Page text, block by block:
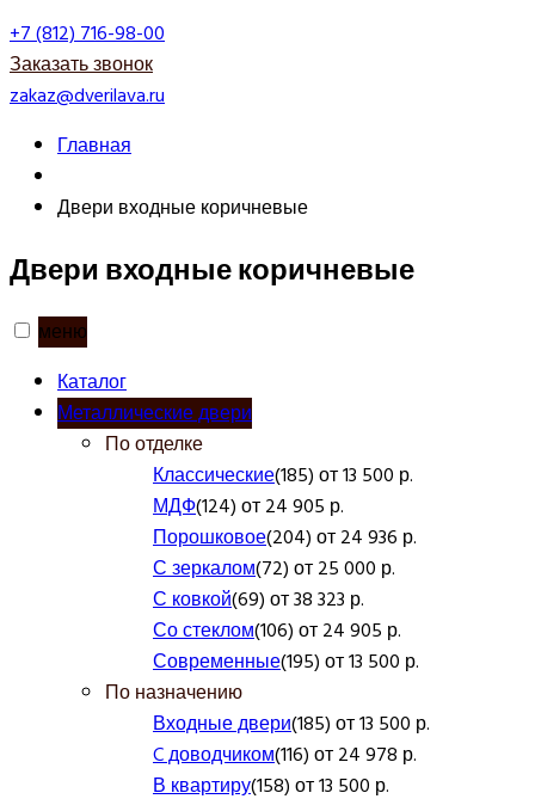
+7 (812) 716-98-00
Заказать звонок
zakaz@dverilava.ru
Главная
Двери входные коричневые
Двери входные коричневые
меню
Каталог
Металлические двери
По отделке
Классические(185) от 13 500 р.
МДФ(124) от 24 905 р.
Порошковое(204) от 24 936 р.
С зеркалом(72) от 25 000 р.
С ковкой(69) от 38 323 р.
Со стеклом(106) от 24 905 р.
Современные(195) от 13 500 р.
По назначению
Входные двери(185) от 13 500 р.
C доводчиком(116) от 24 978 р.
В квартиру(158) от 13 500 р.